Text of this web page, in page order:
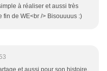
à réaliser et aussi très
fin de WE<br /> Bisouuuus :)
et aussi pour son histoire,